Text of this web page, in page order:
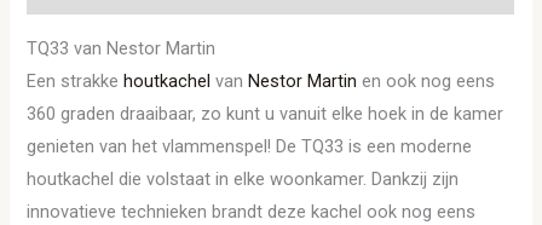
TQ33 van Nestor Martin
Een strakkehoutkachel vanNestor Martin en ook nog eens
360 graden draaibaar, zo kunt u vanuit elke hoek in de kamer
genieten van het vlammenspel! De TQ33 is een moderne
houtkachel die volstaat in elke woonkamer. Dankzij zijn
innovatieve technieken brandt deze kachel ook nog eens